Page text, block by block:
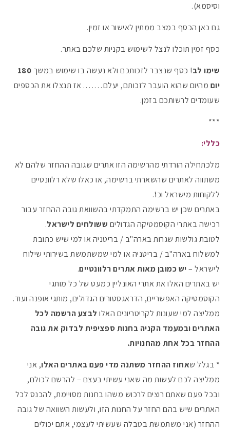
וסיסמא).
גם כאן הכסף במצב ממתין לאישור או זמין.
כסף זמין תוכלו לנצל לשימוש בקניות שלכם באתר.
שימו לב! כסף שנצבר לזכותכם ולא נעשה בו שימוש במשך 180
יום מהיום שהוא הועבר לזכותם, יעלם……. אז תנצלו את הכספים
שעומדים לרשותכם בזמן.
***
כללי:
מלכתחילה הורדתי מהרשימה הזו אתרים שגובה ההחזר שלהם לא
משתווה לאתרים שהשארתי ברשימה, או כאלו שלא רלוונטיים
ללקוחות מישראל וכו'.
באתרים שכן יש ברשימה התמקדתי בהשוואת גובה ההחזר עבור
רכישה באתרי הקוסמטיקה הגדולים ששולחים לישראל.
לטובת גולשות שגרות בארה"ב / בריטניה או למי שיש כתובת
למשלוח בארה"ב / בריטניה או למי שמשתמשת בשירותי שילוח
לישראל –יש כמובן מאות אתרים רלוונטיים.
יש באתרים האלו את אתרי האונליין כמעט של כל מותגי
הקוסמטיקה האפשריים, הדראגסטורים הגדולים, מותגי אופנה ועוד.
ממליצה למי שעונות לקריטריונים האלו לבצע הרשמה לכל
האתרים ובמעמד הקניה בחנות ספציפית לבדוק את גובה
ההחזר בכל אחת מהחנויות.
* בגלל שאחוז ההחזר משתנה מדי פעם באתרים האלו, אני
ממליצה לכם לעשות מה שאני עשיתי בעצם – להרשם לכולם,
ובכל פעם שאתם רוצים לרכוש משהו בחנות מסויימת, להכנס לכל
האתרים שיש בהם החזר על החנות הזו, ולעשות השוואה של גובה
ההחזר (אני משתמשת בטבלה שעשיתי לעצמי, אתם יכולים